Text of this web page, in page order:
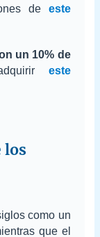
de este
un 10% de
este
los
como un
que el